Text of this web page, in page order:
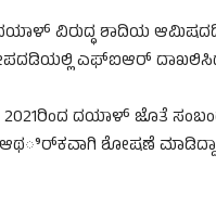
ವಿರುದ್ಧ ಶಾದಿಯ
ಎಫ್ಐಆರ್
ದಯಾಳ್ ಜೊತೆ
ಆಥರ್ಿಕವಾಗಿ ಶೋಷಣೆ